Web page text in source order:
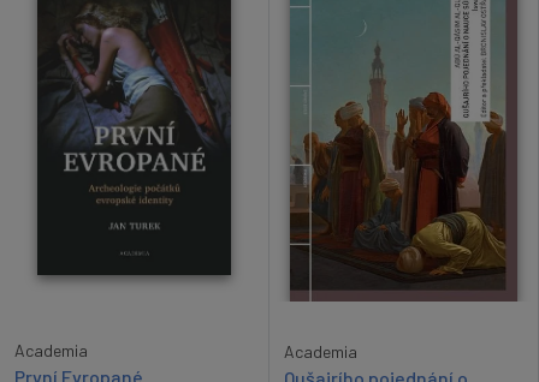
Academia
První Evropané.
Academia
Qušajrího pojednání o